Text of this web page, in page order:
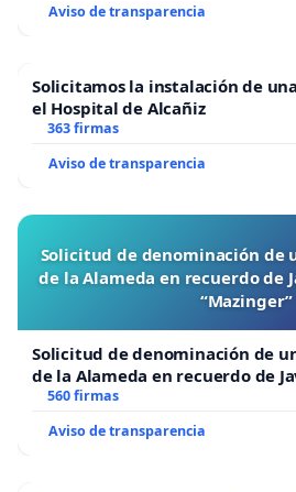
Aviso de transparencia
Solicitamos la instalación de
el Hospital de Alcañiz
363 firmas
Aviso de transparencia
Solicitud de denominación de
de la Alameda en recuerdo de
“Mazinger”
Solicitud de denominación de
de la Alameda en recuerdo de
“Mazinger”
560 firmas
Aviso de transparencia